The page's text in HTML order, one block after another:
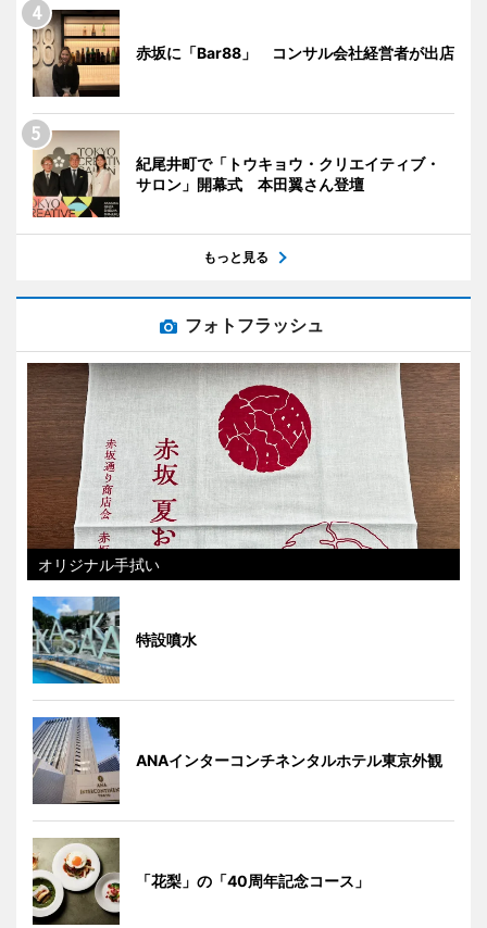
赤坂に「Bar88」 コンサル会社経営者が出店
紀尾井町で「トウキョウ・クリエイティブ・
サロン」開幕式 本田翼さん登壇
もっと見る
フォトフラッシュ
オリジナル手拭い
特設噴水
ANAインターコンチネンタルホテル東京外観
「花梨」の「40周年記念コース」